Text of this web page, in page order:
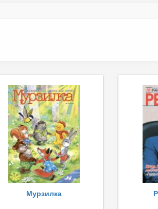
Мурзилка